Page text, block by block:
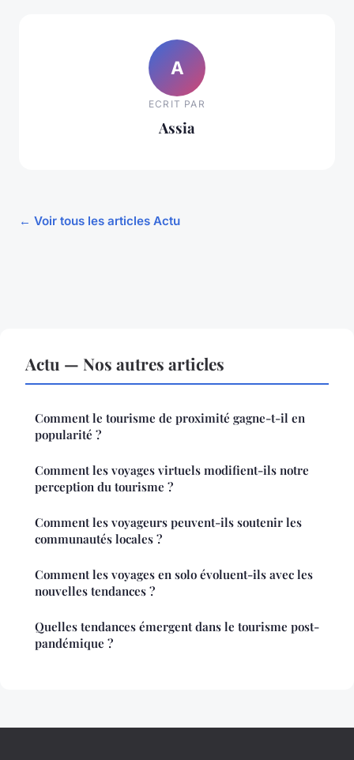
A
ECRIT PAR
Assia
← Voir tous les articles Actu
Actu — Nos autres articles
Comment le tourisme de proximité gagne-t-il en
popularité ?
Comment les voyages virtuels modifient-ils notre
perception du tourisme ?
Comment les voyageurs peuvent-ils soutenir les
communautés locales ?
Comment les voyages en solo évoluent-ils avec les
nouvelles tendances ?
Quelles tendances émergent dans le tourisme post-
pandémique ?